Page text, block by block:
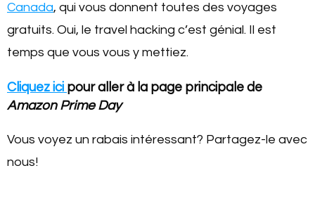
Canada, qui vous donnent toutes des voyages
gratuits. Oui, le travel hacking c’est génial. Il est
temps que vous vous y mettiez.
Cliquez ici pour aller à la page principale de
Amazon Prime Day
Vous voyez un rabais intéressant? Partagez-le avec
nous!